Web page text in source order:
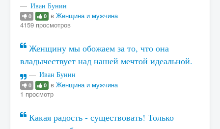
Иван Бунин
0 0 в Женщина и мужчина
4159 просмотров
Женщину мы обожаем за то, что она
владычествует над нашей мечтой идеальной.
Иван Бунин
0 0 в Женщина и мужчина
1 просмотр
Какая радость - существовать! Только